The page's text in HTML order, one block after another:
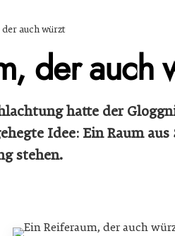
auch würzt
der auch
hatte der
Idee: Ein Raum
stehen.